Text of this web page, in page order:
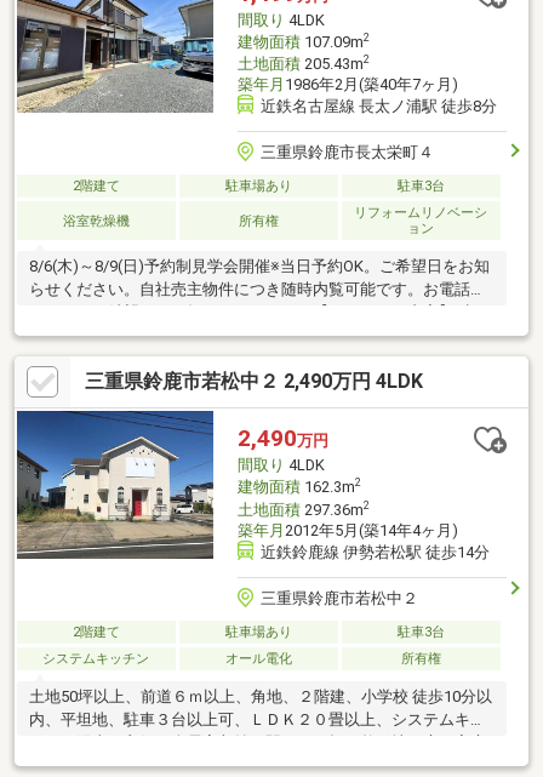
間取り 4LDK
建物面積107.09m2
土地面積205.43m2
築年月 1986年2月(築40年7ヶ月)
近鉄名古屋線 長太ノ浦駅 徒歩8分
三重県鈴鹿市長太栄町４
2階建て 駐車場あり 駐車3台
浴室乾燥機 所有権
リフォームリノベーシ
ョン
8/6(木)～8/9(日)予約制見学会開催※当日予約OK。ご希望日をお知
らせください。自社売主物件につき随時内覧可能です。お電話か
準シロアリ防除工事、鍵交換、雨漏り点検、設備点検●外構・外
装駐車場拡張、屋根塗装、外壁塗装●水回りシステムキッチン交
換、ユニットバス交換、トイレ交換、洗面化粧台交換●内装間取
変更、室内ドア交換、床材上張り、シューズボックス交換、クロ
ス張替え、畳表替え、障子・襖張替え【おすすめポイント】・雨
漏り、構造上主要な部分の欠陥や・腐食、給排水管の故障や漏水
三重県鈴鹿市若松中２ 2,490万円 4LDK
2,490万円
間取り 4LDK
建物面積162.3m2
土地面積297.36m2
築年月 2012年5月(築14年4ヶ月)
近鉄鈴鹿線 伊勢若松駅 徒歩14分
三重県鈴鹿市若松中２
2階建て 駐車場あり
駐車3台
システムキッチン
オール電化 所有権
土地50坪以上、前道６ｍ以上、角地、２階建、小学校 徒歩10分以
内、平坦地、駐車３台以上可、ＬＤＫ２０畳以上、システムキッ
菜園、シャワー付洗面化粧台、対面式キッチン、トイレ２ヶ所、